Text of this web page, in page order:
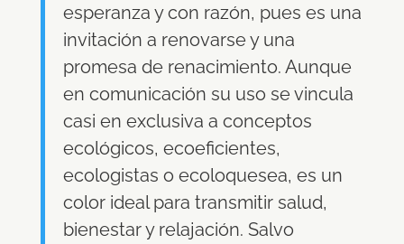
esperanza y con razón, pues es una
invitación a renovarse y una
promesa de renacimiento. Aunque
en comunicación su uso se vincula
casi en exclusiva a conceptos
ecológicos, ecoeficientes,
ecologistas o ecoloquesea, es un
color ideal para transmitir salud,
bienestar y relajación. Salvo